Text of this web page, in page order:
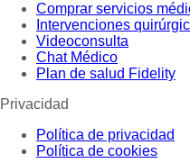
Comprar servicios
Intervenciones
Videoconsulta
Chat Médico
Plan de salud Fidelity
Privacidad
Política de privacidad
Política de cookies